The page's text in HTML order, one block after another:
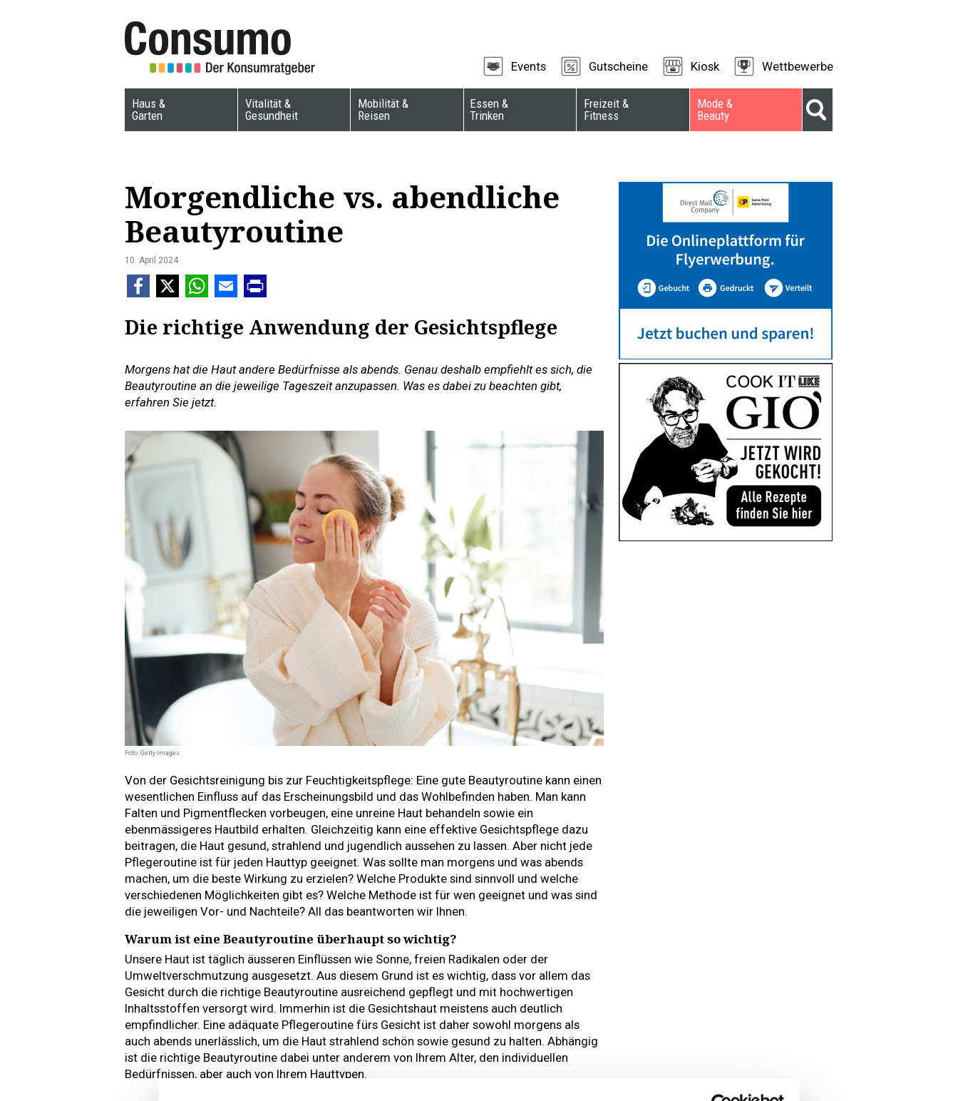
Events Gutscheine Kiosk Wettbewerbe
Haus &
Garten
Vitalität &
Gesundheit
Mobilität &
Reisen
Essen &
Trinken
Freizeit &
Fitness
Mode &
Beauty
Morgendliche vs. abendliche
Beautyroutine
10. April 2024
Die richtige Anwendung der Gesichtspflege
Morgens hat die Haut andere Bedürfnisse als abends. Genau deshalb empfiehlt es sich, die
Beautyroutine an die jeweilige Tageszeit anzupassen. Was es dabei zu beachten gibt,
erfahren Sie jetzt.
Foto: Getty Images
Von der Gesichtsreinigung bis zur Feuchtigkeitspflege: Eine gute Beautyroutine kann einen
wesentlichen Einfluss auf das Erscheinungsbild und das Wohlbefinden haben. Man kann
Falten und Pigmentflecken vorbeugen, eine unreine Haut behandeln sowie ein
ebenmässigeres Hautbild erhalten. Gleichzeitig kann eine effektive Gesichtspflege dazu
beitragen, die Haut gesund, strahlend und jugendlich aussehen zu lassen. Aber nicht jede
Pflegeroutine ist für jeden Hauttyp geeignet. Was sollte man morgens und was abends
machen, um die beste Wirkung zu erzielen? Welche Produkte sind sinnvoll und welche
verschiedenen Möglichkeiten gibt es? Welche Methode ist für wen geeignet und was sind
die jeweiligen Vor- und Nachteile? All das beantworten wir Ihnen.
Warum ist eine Beautyroutine überhaupt so wichtig?
Unsere Haut ist täglich äusseren Einflüssen wie Sonne, freien Radikalen oder der
Umweltverschmutzung ausgesetzt. Aus diesem Grund ist es wichtig, dass vor allem das
Gesicht durch die richtige Beautyroutine ausreichend gepflegt und mit hochwertigen
Inhaltsstoffen versorgt wird. Immerhin ist die Gesichtshaut meistens auch deutlich
empfindlicher. Eine adäquate Pflegeroutine fürs Gesicht ist daher sowohl morgens als
auch abends unerlässlich, um die Haut strahlend schön sowie gesund zu halten. Abhängig
ist die richtige Beautyroutine dabei unter anderem von Ihrem Alter, den individuellen
Bedürfnissen, aber auch von Ihrem Hauttypen.